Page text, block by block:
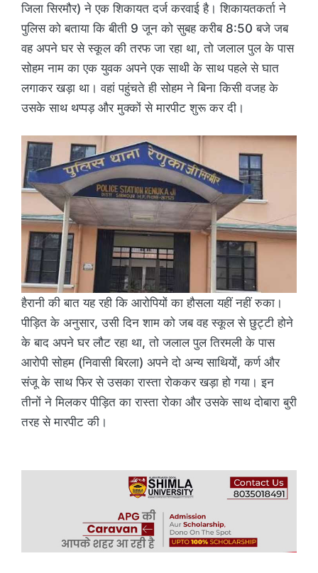
जिला सिरमौर) ने एक शिकायत दर्ज करवाई है। शिकायतकर्ता ने
पुलिस को बताया कि बीती 9 जून को सुबह करीब 8:50 बजे जब
वह अपने घर से स्कूल की तरफ जा रहा था, तो जलाल पुल के पास
सोहम नाम का एक युवक अपने एक साथी के साथ पहले से घात
लगाकर खड़ा था। वहां पहुंचते ही सोहम ने बिना किसी वजह के
उसके साथ थप्पड़ और मुक्कों से मारपीट शुरू कर दी।
हैरानी की बात यह रही कि आरोपियों का हौसला यहीं नहीं रुका।
पीड़ित के अनुसार, उसी दिन शाम को जब वह स्कूल से छुट्टी होने
के बाद अपने घर लौट रहा था, तो जलाल पुल तिरमली के पास
आरोपी सोहम (निवासी बिरला) अपने दो अन्य साथियों, कर्ण और
संजू के साथ फिर से उसका रास्ता रोककर खड़ा हो गया। इन
तीनों ने मिलकर पीड़ित का रास्ता रोका और उसके साथ दोबारा बुरी
तरह से मारपीट की।